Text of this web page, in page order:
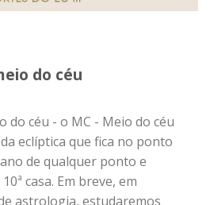
do céu
do céu - o MC - Meio do céu
eclíptica que fica no ponto
de qualquer ponto e
casa. Em breve, em
astrologia, estudaremos